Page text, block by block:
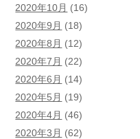
2020年10月 (16)
2020年9月 (18)
2020年8月 (12)
2020年7月 (22)
2020年6月 (14)
2020年5月 (19)
2020年4月 (46)
2020年3月 (62)